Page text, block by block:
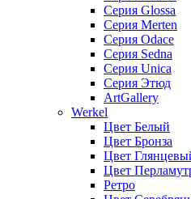
Серия Glossa
Серия Merten
Серия Odace
Серия Sedna
Серия Unica
Серия Этюд
ArtGallery
Werkel
Цвет Белый
Цвет Бронза
Цвет
Цвет
Ретро